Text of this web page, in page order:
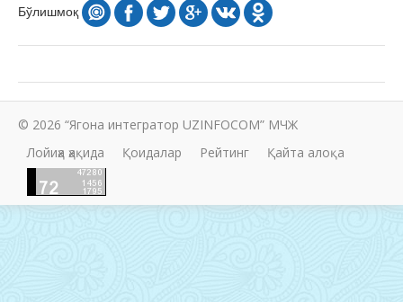
Бўлишмоқ
© 2026 “Ягона интегратор UZINFOCOM” МЧЖ
Лойиҳа ҳақида
Қоидалар Рейтинг Қайта алоқа